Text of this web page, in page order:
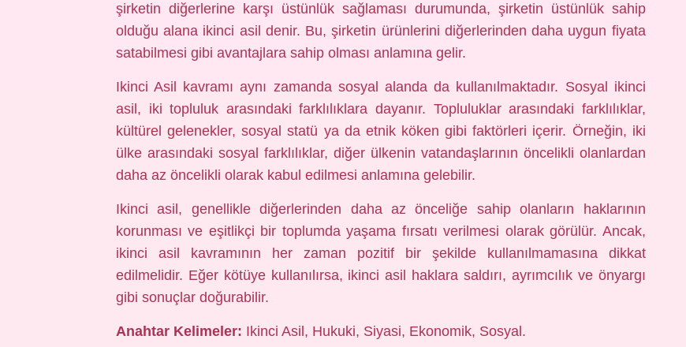
şirketin diğerlerine karşı üstünlük sağlaması durumunda, şirketin üstünlük sahip
olduğu alana ikinci asil denir. Bu, şirketin ürünlerini diğerlerinden daha uygun fiyata
satabilmesi gibi avantajlara sahip olması anlamına gelir.
Ikinci Asil kavramı aynı zamanda sosyal alanda da kullanılmaktadır. Sosyal ikinci
asil, iki topluluk arasındaki farklılıklara dayanır. Topluluklar arasındaki farklılıklar,
kültürel gelenekler, sosyal statü ya da etnik köken gibi faktörleri içerir. Örneğin, iki
ülke arasındaki sosyal farklılıklar, diğer ülkenin vatandaşlarının öncelikli olanlardan
daha az öncelikli olarak kabul edilmesi anlamına gelebilir.
Ikinci asil, genellikle diğerlerinden daha az önceliğe sahip olanların haklarının
korunması ve eşitlikçi bir toplumda yaşama fırsatı verilmesi olarak görülür. Ancak,
ikinci asil kavramının her zaman pozitif bir şekilde kullanılmamasına dikkat
edilmelidir. Eğer kötüye kullanılırsa, ikinci asil haklara saldırı, ayrımcılık ve önyargı
gibi sonuçlar doğurabilir.
Anahtar Kelimeler: Ikinci Asil, Hukuki, Siyasi, Ekonomik, Sosyal.